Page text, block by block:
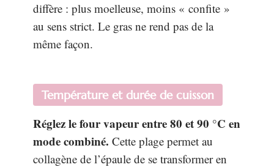
diffère : plus moelleuse, moins « confite »
au sens strict. Le gras ne rend pas de la
même façon.
Température et durée de cuisson
Réglez le four vapeur entre 80 et 90 °C en
mode combiné. Cette plage permet au
collagène de l’épaule de se transformer en